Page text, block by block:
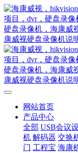
网站首页
产品中心
全部 USB会议
机 解码器 交换
门 工程宝 海康